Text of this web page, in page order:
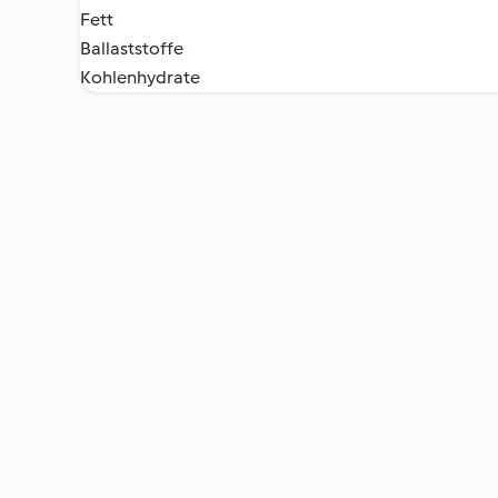
Fett
Ballaststoffe
Kohlenhydrate